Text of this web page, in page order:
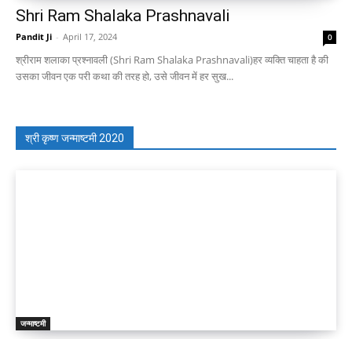
Shri Ram Shalaka Prashnavali
Pandit Ji - April 17, 2024 0
श्रीराम शलाका प्रश्नावली (Shri Ram Shalaka Prashnavali)हर व्यक्ति चाहता है की
उसका जीवन एक परी कथा की तरह हो, उसे जीवन में हर सुख...
श्री कृष्ण जन्माष्टमी 2020
जन्माष्टमी